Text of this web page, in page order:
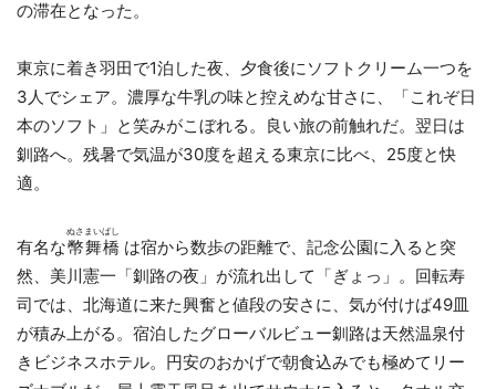
の滞在となった。
東京に着き羽田で1泊した夜、夕食後にソフトクリーム一つを
3人でシェア。濃厚な牛乳の味と控えめな甘さに、「これぞ日
本のソフト」と笑みがこぼれる。良い旅の前触れだ。翌日は
釧路へ。残暑で気温が30度を超える東京に比べ、25度と快
適。
有名な幣舞橋
ぬさまいばし
は宿から数歩の距離で、記念公園に入ると突
然、美川憲一「釧路の夜」が流れ出して「ぎょっ」。回転寿
司では、北海道に来た興奮と値段の安さに、気が付けば49皿
が積み上がる。宿泊したグローバルビュー釧路は天然温泉付
きビジネスホテル。円安のおかげで朝食込みでも極めてリー